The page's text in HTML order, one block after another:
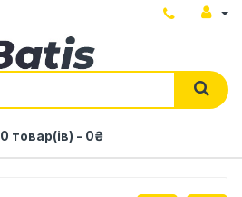
0 товар(ів) - 0₴